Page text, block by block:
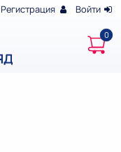
Регистрация Войти